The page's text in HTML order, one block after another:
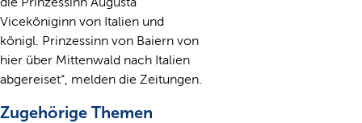
Viceköniginn von Italien und
königl. Prinzessinn von Baiern von
hier über Mittenwald nach Italien
abgereiset“, melden die Zeitungen.
Zugehörige Themen